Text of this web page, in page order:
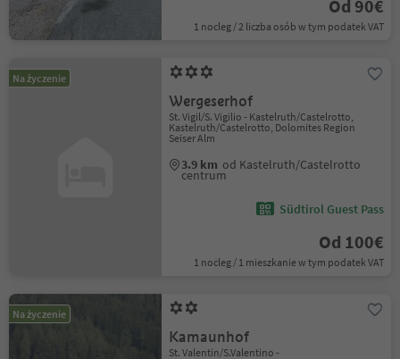
Od 90€
1 nocleg / 2 liczba osób w tym podatek VAT
Na życzenie
Wergeserhof
St. Vigil/S. Vigilio - Kastelruth/Castelrotto,
Kastelruth/Castelrotto, Dolomites Region
Seiser Alm
3.9 km od Kastelruth/Castelrotto
centrum
Südtirol Guest Pass
Od 100€
1 nocleg / 1 mieszkanie w tym podatek VAT
Na życzenie
Kamaunhof
St. Valentin/S.Valentino -